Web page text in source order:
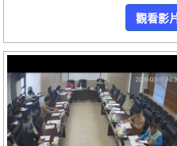
觀看影